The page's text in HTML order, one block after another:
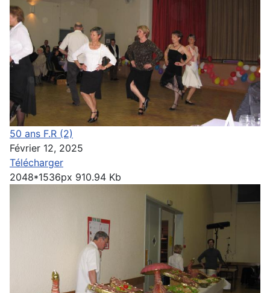
50 ans F.R (2)
Février 12, 2025
Télécharger
2048*1536px 910.94 Kb